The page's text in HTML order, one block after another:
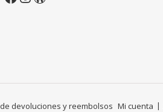
devoluciones y reembolsos Mi cuenta